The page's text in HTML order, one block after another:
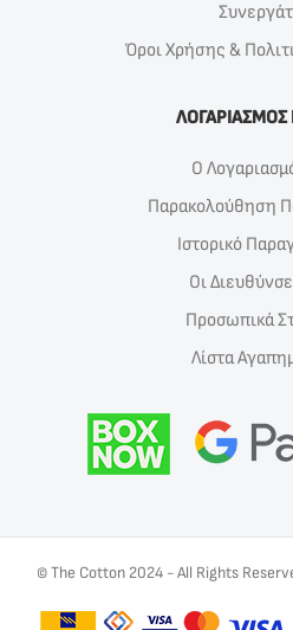
Όροι Χρήσης &
ΛΟΓΑΡΙΑΣΜΟΣ
Ο
Παρακολούθηση
Ιστορικό
Οι
Προσωπικά
Λίστα
© The Cotton 2024 - All Rights